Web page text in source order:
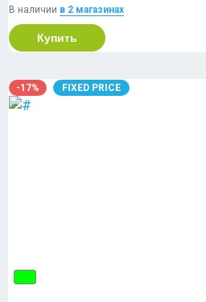
В наличии в 2 магазинах
Купить
-17% FIXED PRICE